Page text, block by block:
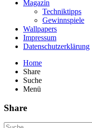
Magazin
Techniktipps
Gewinnspiele
Wallpapers
Impressum
Datenschutzerklärung
Home
Share
Suche
Menü
Share